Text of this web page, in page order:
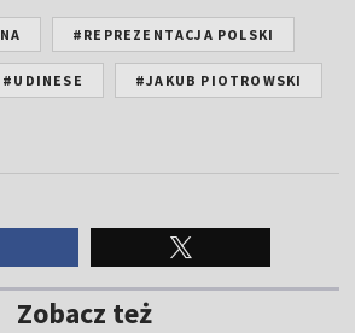
#REPREZENTACJA POLSKI
#UDINESE #JAKUB PIOTROWSKI
Zobacz też